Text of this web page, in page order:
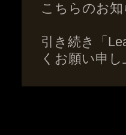
こちらのお
引き続き「
くお願い申し